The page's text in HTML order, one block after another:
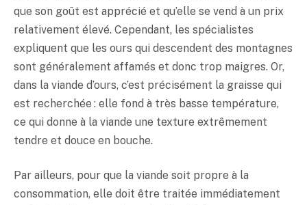
que son goût est apprécié et qu’elle se vend à un prix
relativement élevé. Cependant, les spécialistes
expliquent que les ours qui descendent des montagnes
sont généralement affamés et donc trop maigres. Or,
dans la viande d’ours, c’est précisément la graisse qui
est recherchée : elle fond à très basse température,
ce qui donne à la viande une texture extrêmement
tendre et douce en bouche.
Par ailleurs, pour que la viande soit propre à la
consommation, elle doit être traitée immédiatement